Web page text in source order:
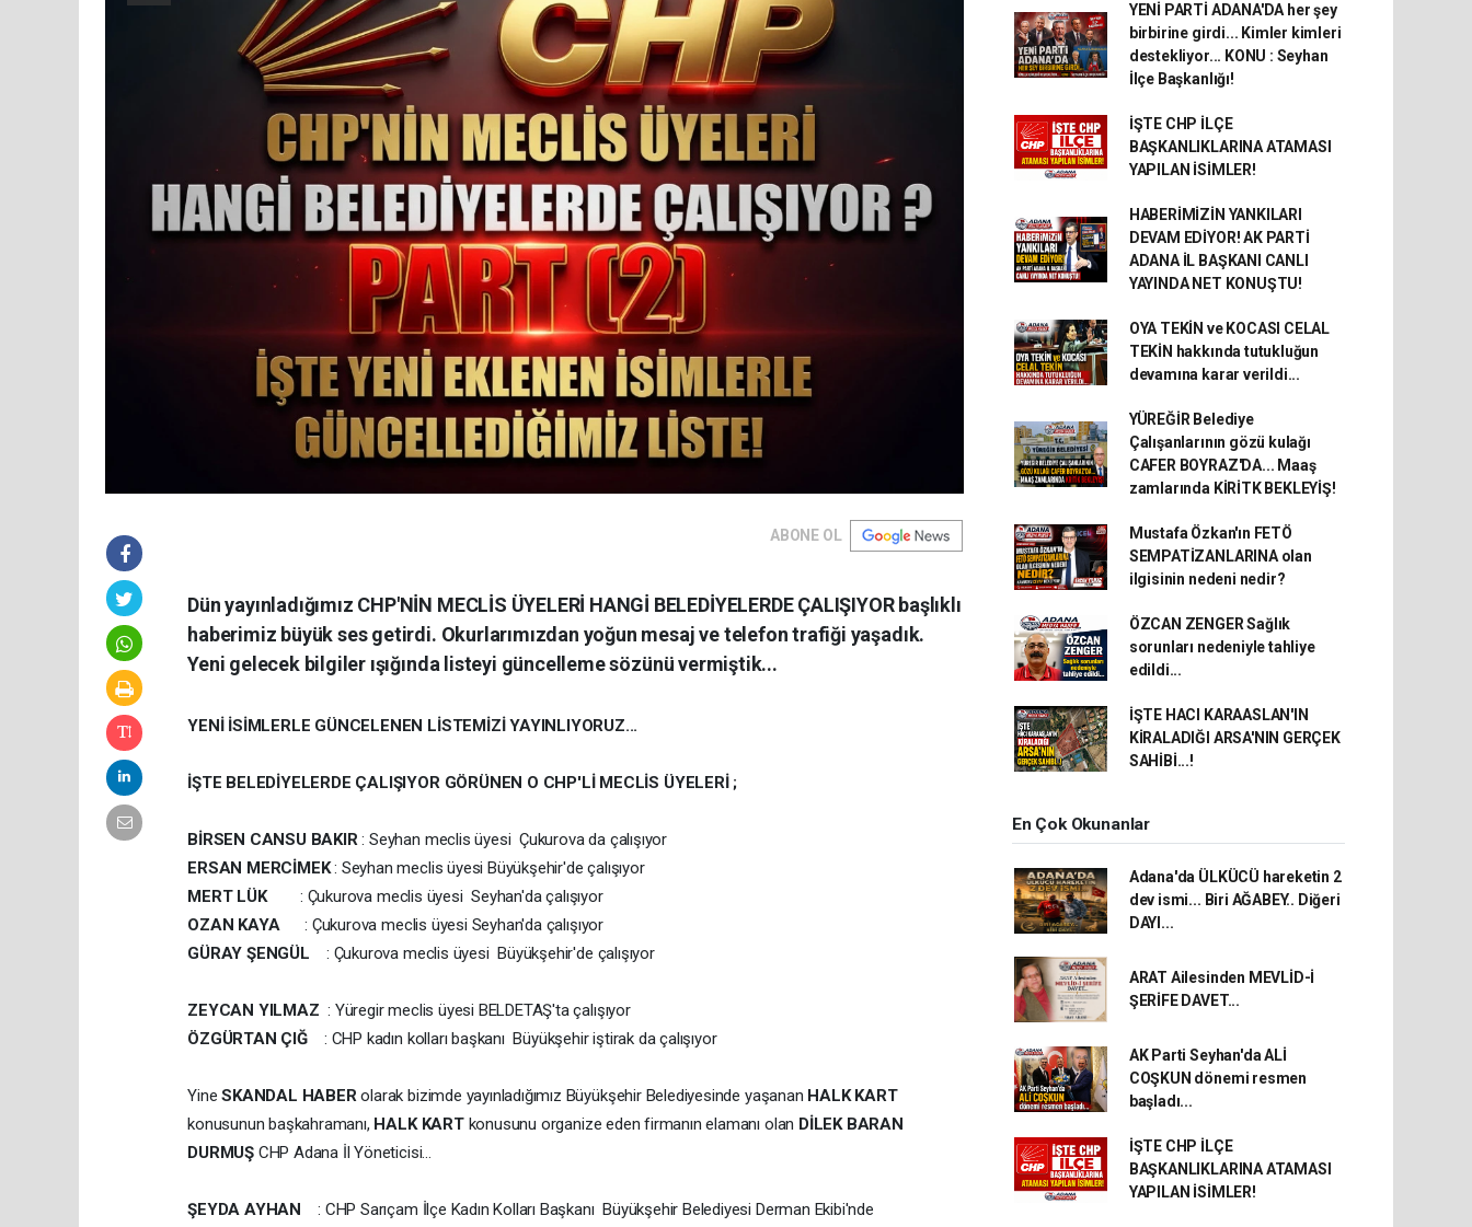
ABONE OL
Dün yayınladığımız CHP'NİN MECLİS ÜYELERİ HANGİ BELEDİYELERDE ÇALIŞIYOR başlıklı
haberimiz büyük ses getirdi. Okurlarımızdan yoğun mesaj ve telefon trafiği yaşadık.
Yeni gelecek bilgiler ışığında listeyi güncelleme sözünü vermiştik...
YENİ İSİMLERLE GÜNCELENEN LİSTEMİZİ YAYINLIYORUZ...
İŞTE BELEDİYELERDE ÇALIŞIYOR GÖRÜNEN O CHP'Lİ MECLİS ÜYELERİ ;
BİRSEN CANSU BAKIR: Seyhan meclis üyesi Çukurova da çalışıyor
ERSAN MERCİMEK: Seyhan meclis üyesi Büyükşehir'de çalışıyor
MERT LÜK
: Çukurova meclis üyesi Seyhan'da çalışıyor
OZAN KAYA
: Çukurova meclis üyesi Seyhan'da çalışıyor
GÜRAY ŞENGÜL : Çukurova meclis üyesi Büyükşehir'de çalışıyor
ZEYCAN YILMAZ : Yüregir meclis üyesi BELDETAŞ'ta çalışıyor
ÖZGÜRTAN ÇIĞ
: CHP kadın kolları başkanı Büyükşehir iştirak da çalışıyor
YineSKANDAL HABERolarak bizimde yayınladığımız Büyükşehir Belediyesinde yaşanan HALK KART
konusunun başkahramanı, HALK KARTkonusunu organize eden firmanın elamanı olan DİLEK BARAN
DURMUŞ CHP Adana İl Yöneticisi...
ŞEYDA AYHAN
: CHP Sarıçam İlçe Kadın Kolları Başkanı Büyükşehir Belediyesi Derman Ekibi'nde
YENİ PARTİ ADANA'DA her şey
birbirine girdi... Kimler kimleri
destekliyor... KONU : Seyhan
İlçe Başkanlığı!
İŞTE CHP İLÇE
BAŞKANLIKLARINA ATAMASI
YAPILAN İSİMLER!
HABERİMİZİN YANKILARI
DEVAM EDİYOR! AK PARTİ
ADANA İL BAŞKANI CANLI
YAYINDA NET KONUŞTU!
OYA TEKİN ve KOCASI CELAL
TEKİN hakkında tutukluğun
devamına karar verildi...
YÜREĞİR Belediye
Çalışanlarının gözü kulağı
CAFER BOYRAZ'DA... Maaş
zamlarında KİRİTK BEKLEYİŞ!
Mustafa Özkan'ın FETÖ
SEMPATİZANLARINA olan
ilgisinin nedeni nedir?
ÖZCAN ZENGER Sağlık
sorunları nedeniyle tahliye
edildi...
İŞTE HACI KARAASLAN'IN
KİRALADIĞI ARSA'NIN GERÇEK
SAHİBİ...!
En Çok Okunanlar
Adana'da ÜLKÜCÜ hareketin 2
dev ismi... Biri AĞABEY.. Diğeri
DAYI...
ARAT Ailesinden MEVLİD-İ
ŞERİFE DAVET...
AK Parti Seyhan'da ALİ
COŞKUN dönemi resmen
başladı...
İŞTE CHP İLÇE
BAŞKANLIKLARINA ATAMASI
YAPILAN İSİMLER!